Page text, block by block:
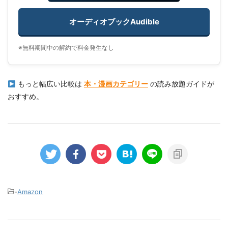
オーディオブックAudible
※無料期間中の解約で料金発生なし
もっと幅広い比較は 本・漫画カテゴリーの読み放題ガイドが
おすすめ。
-Amazon